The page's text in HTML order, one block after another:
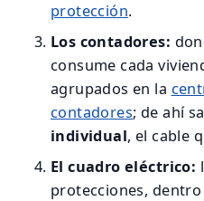
protección.
Los contadores:
consume cada
agrupados en la
contadores; de ahí
individual, el cable
El cuadro eléctrico:
protecciones, dentro